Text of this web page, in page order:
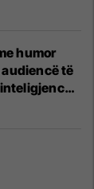
humor
të